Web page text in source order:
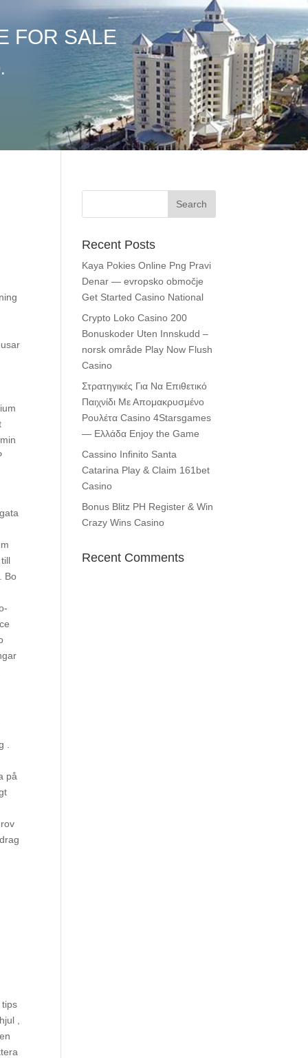
FOR SALE
Bo
.
på
tips
,
Recent Posts
Kaya Pokies Online Png Pravi
Denar — evropsko območje
Get Started Casino National
Crypto Loko Casino 200
Bonuskoder Uten Innskudd –
norsk område Play Now Flush
Casino
Στρατηγικές Για Να Επιθετικό
Παιχνίδι Με Απομακρυσμένο
Ρουλέτα Casino 4Starsgames
— Ελλάδα Enjoy the Game
Cassino Infinito Santa
Catarina Play & Claim 161bet
Casino
Bonus Blitz PH Register & Win
Crazy Wins Casino
Recent Comments